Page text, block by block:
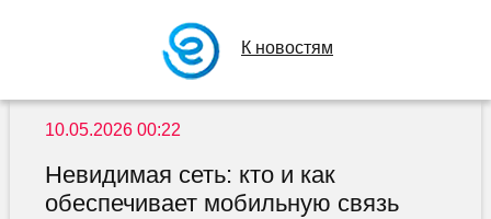
К новостям
10.05.2026 00:22
Невидимая сеть: кто и как
обеспечивает мобильную связь